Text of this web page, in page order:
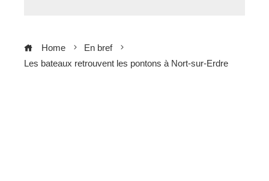
Home
En bref
Les bateaux retrouvent les pontons à Nort-sur-Erdre